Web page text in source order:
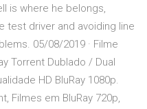
is where he belongs,
test driver and avoiding line
05/08/2019 · Filme
Torrent Dublado / Dual
HD BluRay 1080p.
Filmes em BluRay 720p,